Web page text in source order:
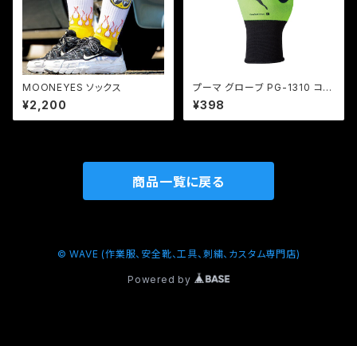
MOONEYES ソックス
¥2,200
プーマ グローブ PG-1310 コン
フォートプラス
¥398
商品一覧に戻る
© WAVE (作業服、安全靴、工具、刺繍、カスタム専門店)
Powered by